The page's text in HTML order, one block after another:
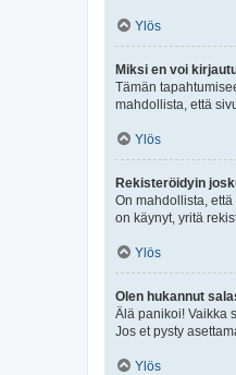
Ylös
Miksi en voi
Tämän
mahdollista, että
Ylös
Rekisteröidyin
On mahdollista,
on käynyt, yritä
Ylös
Olen hukannut
Älä panikoi! Vaikka
Jos et pysty
Ylös